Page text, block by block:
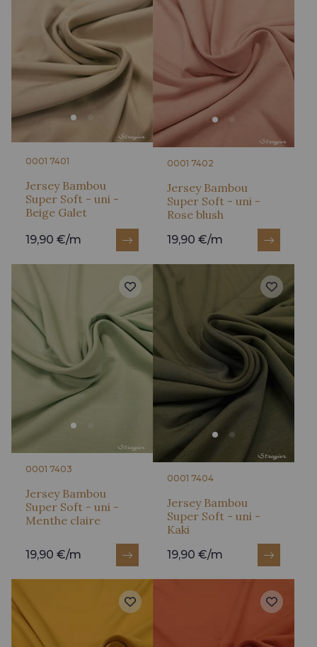
0001 7401
Jersey Bambou
Super Soft - uni -
Beige Galet
19,90 €/m
0001 7402
Jersey Bambou
Super Soft - uni -
Rose blush
19,90 €/m
0001 7403
Jersey Bambou
Super Soft - uni -
Menthe claire
19,90 €/m
0001 7404
Jersey Bambou
Super Soft - uni -
Kaki
19,90 €/m